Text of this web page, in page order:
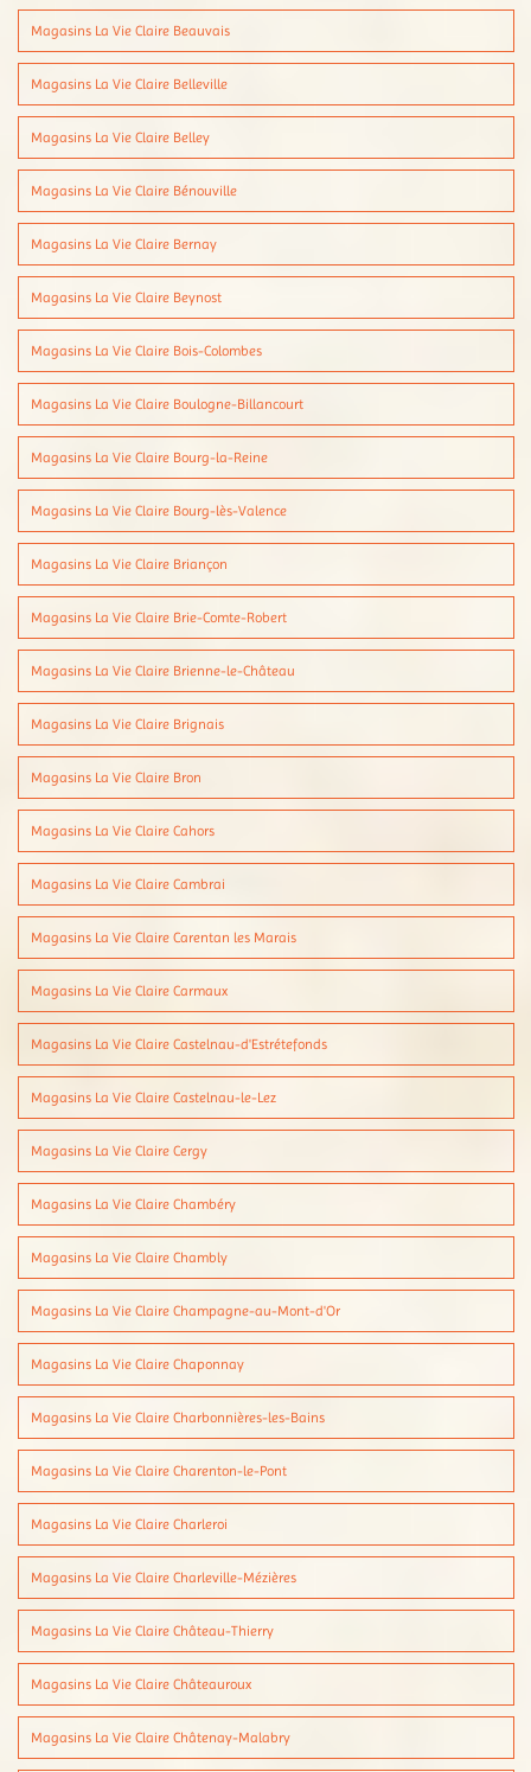
Magasins La Vie Claire Beauvais
Magasins La Vie Claire Belleville
Magasins La Vie Claire Belley
Magasins La Vie Claire Bénouville
Magasins La Vie Claire Bernay
Magasins La Vie Claire Beynost
Magasins La Vie Claire Bois-Colombes
Magasins La Vie Claire Boulogne-Billancourt
Magasins La Vie Claire Bourg-la-Reine
Magasins La Vie Claire Bourg-lès-Valence
Magasins La Vie Claire Briançon
Magasins La Vie Claire Brie-Comte-Robert
Magasins La Vie Claire Brienne-le-Château
Magasins La Vie Claire Brignais
Magasins La Vie Claire Bron
Magasins La Vie Claire Cahors
Magasins La Vie Claire Cambrai
Magasins La Vie Claire Carentan les Marais
Magasins La Vie Claire Carmaux
Magasins La Vie Claire Castelnau-d'Estrétefonds
Magasins La Vie Claire Castelnau-le-Lez
Magasins La Vie Claire Cergy
Magasins La Vie Claire Chambéry
Magasins La Vie Claire Chambly
Magasins La Vie Claire Champagne-au-Mont-d'Or
Magasins La Vie Claire Chaponnay
Magasins La Vie Claire Charbonnières-les-Bains
Magasins La Vie Claire Charenton-le-Pont
Magasins La Vie Claire Charleroi
Magasins La Vie Claire Charleville-Mézières
Magasins La Vie Claire Château-Thierry
Magasins La Vie Claire Châteauroux
Magasins La Vie Claire Châtenay-Malabry